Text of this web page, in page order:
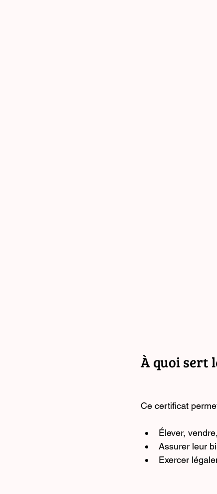
À quoi sert
Ce certificat
Élever,
Assurer leur
Exercer